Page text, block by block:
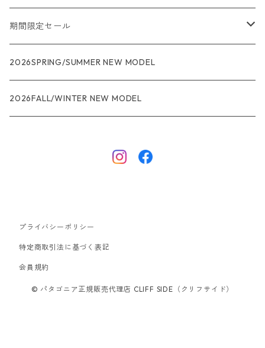
メンズ
R1
R1エア
ウィメンズ
R1
ジャケット・アウター
スウェットシャツ・フーディ
ボードショーツ
期間限定セール
★★★
レインウェアー
2026SPRING/SUMMER NEW MODEL
2026FALL/WINTER NEW MODEL
プライバシーポリシー
特定商取引法に基づく表記
会員規約
© パタゴニア正規販売代理店 CLIFF SIDE（クリフサイド）